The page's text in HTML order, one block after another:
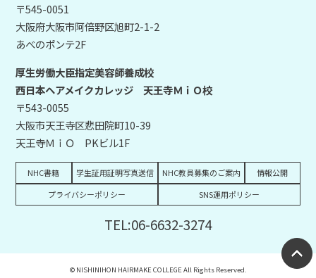
〒545-0051
大阪府大阪市阿倍野区旭町2-1-2
あべのポンテ2F
厚生労働大臣指定美容師養成校
西日本ヘアメイクカレッジ 天王寺ＭｉＯ校
〒543-0055
大阪市天王寺区悲田院町10-39
天王寺ＭｉＯ PKビル1F
NHC書籍 学生証用証明写真送信 NHC教員募集のご案内
情報公開
プライバシーポリシー
SNS運用ポリシー
TEL:06-6632-3274
© NISHINIHON HAIRMAKE COLLEGE All Rights Reserved.